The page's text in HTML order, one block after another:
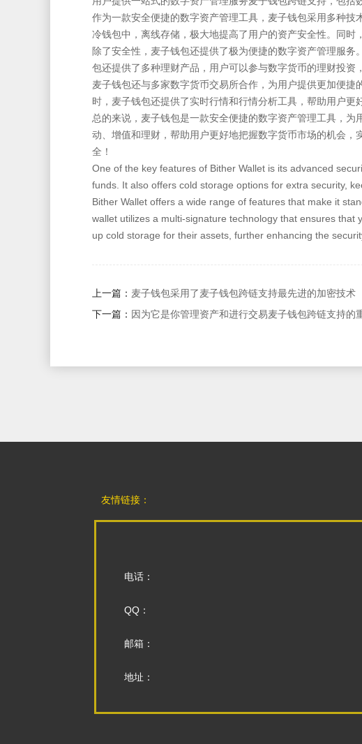
作为一款安全便捷的数字资产管理工具，麦子钱包采用多种
冷钱包中，离线存储，极大地提高了用户的资产安全性。同时
除了安全性，麦子钱包还提供了极为便捷的数字资产管理服
包还提供了多种理财产品，用户可以参与数字货币的理财投资
麦子钱包还与多家数字货币交易所合作，为用户提供更加便
时，麦子钱包还提供了实时行情和行情分析工具，帮助用户更
总的来说，麦子钱包是一款安全便捷的数字资产管理工具，
动、增值和理财，帮助用户更好地把握数字货币市场的机会
全！
One of the key features of Bither Wallet is its advanced
funds. It also offers cold storage options for extra security,
Bither Wallet offers a wide range of features that make it
wallet utilizes a multi-signature technology that ensures
up cold storage for their assets, further enhancing the
上一篇： 麦子钱包采用了麦子钱包跨链支持最先进的加密技术
下一篇： 因为它是你管理资产和进行交易麦子钱包跨链支持的
友情链接：
电话：
QQ：
邮箱：
地址：